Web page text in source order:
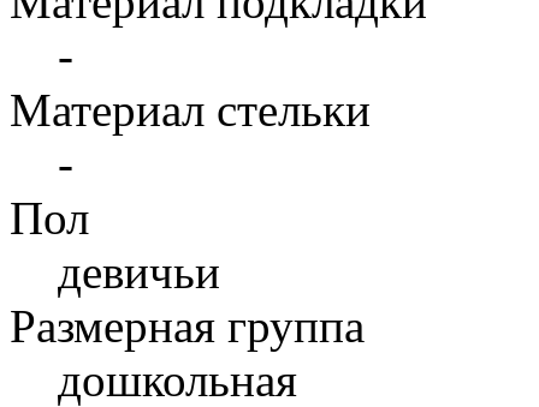
-
Материал стельки
-
Пол
девичьи
Размерная группа
дошкольная